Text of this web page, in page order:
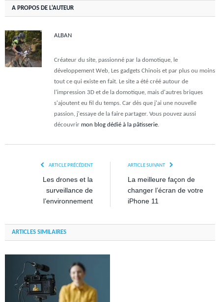
A PROPOS DE L'AUTEUR
ALBAN
Créateur du site, passionné par la domotique, le
développement Web, Les gadgets Chinois et par plus ou moins
tout ce qui existe en fait. Le site a été créé autour de
l'impression 3D et de la domotique, mais d'autres briques
s'ajoutent eu fil du temps. Car dès que j'ai une nouvelle
passion, j'essaye de la faire partager. Vous pouvez aussi
découvrir mon blog dédié à la pâtisserie.
ARTICLE PRÉCÉDENT
Les drones et la
surveillance de
l’environnement
ARTICLE SUIVANT
La meilleure façon de
changer l’écran de votre
iPhone 11
ARTICLES SIMILAIRES